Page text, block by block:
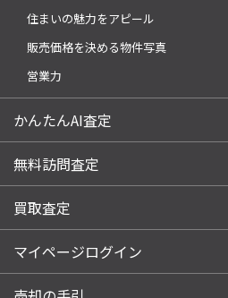
住まいの魅力をアピール
販売価格を決める物件写真
営業力
かんたんAI査定
無料訪問査定
買取査定
マイページログイン